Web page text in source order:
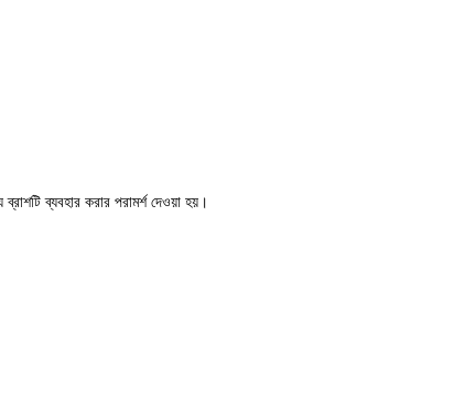
ব্যবহার করার পরামর্শ দেওয়া হয়।